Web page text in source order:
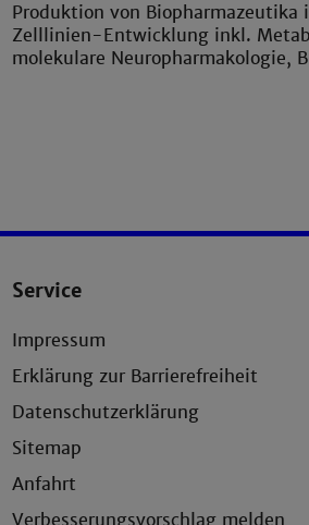
Produktion von Biopharmazeutika
Zelllinien-Entwicklung inkl.
molekulare Neuropharmakologie,
Service
Impressum
Erklärung zur Barrierefreiheit
Datenschutzerklärung
Sitemap
Anfahrt
Verbesserungsvorschlag melden